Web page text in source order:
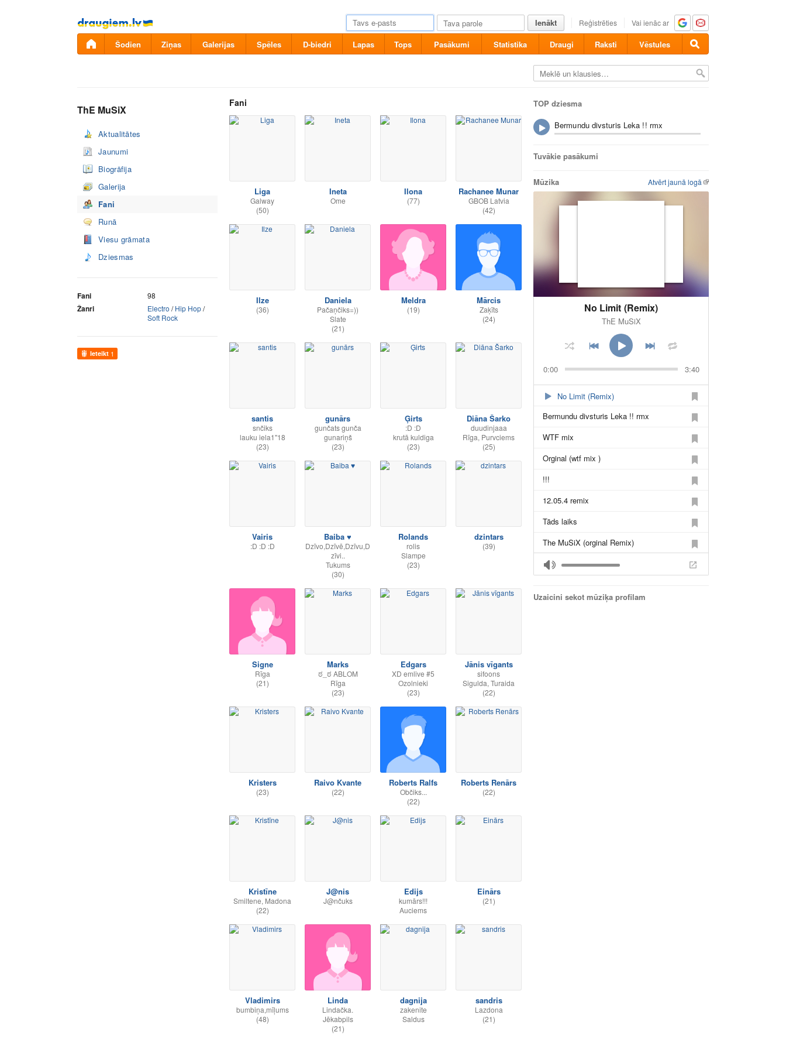
Pāriet
uz
saturu
Ienākt Reģistrēties Vai ienāc ar
Šodien Ziņas Galerijas Spēles D-biedri Lapas Tops Pasākumi Statistika Draugi Raksti Vēstules
ThE MuSiX
Aktualitātes
Jaunumi
Biogrāfija
Galerija
Fani
Runā
Viesu grāmata
Dziesmas
Fani 98
Žanri Electro /Hip Hop/
Soft Rock
Ieteikt 1
Fani
Liga
Galway
(50)
Ineta
Ome
Ilona
(77)
Rachanee Munar
GBOB Latvia
(42)
Ilze
(36)
Daniela
Pačaņčiks=))
Slate
(21)
Meldra
(19)
Mārcis
Zaķīts
(24)
santis
snčiks
lauku iela1''18
(23)
gunārs
gunčats gunča
gunariņš
(23)
Ģirts
:D :D
krutā kuldiga
(23)
Diāna Šarko
duudinjaaa
Rīga, Purvciems
(25)
Vairis
:D :D :D
Baiba ♥
Dzīvo,Dzīvē,Dzīvu,D
zīvi..
Tukums
(30)
Rolands
rolis
Slampe
(23)
dzintars
(39)
Signe
Rīga
(21)
Marks
ಠ_ಠ ABLOM
Rīga
(23)
Edgars
XD emlive #5
Ozolnieki
(23)
Jānis vīgants
sifoons
Sigulda, Turaida
(22)
Kristers
(23)
Raivo Kvante
(22)
Roberts Ralfs
Občiks...
(22)
Roberts Renārs
(22)
Kristīne
Smiltene, Madona
(22)
J@nis
J@nčuks
Edijs
kumārs!!!
Auciems
Einārs
(21)
Vladimirs
bumbiņa,mīļums
(48)
Linda
Lindačka.
Jēkabpils
(21)
dagnija
zakenite
Saldus
sandris
Lazdona
(21)
TOP dziesma
Bermundu divsturis Leka !! rmx
Tuvākie pasākumi
Atvērt jaunā logā
Mūzika
No Limit (Remix)
ThE MuSiX
0:00 3:40
No Limit (Remix)
Bermundu divsturis Leka !! rmx
WTF mix
Orginal (wtf mix )
!!!
12.05.4 remix
Tāds laiks
The MuSiX (orginal Remix)
Red White rmx
DJ MuSiX danza kudoru mix
Uzaicini sekot mūziķa profilam